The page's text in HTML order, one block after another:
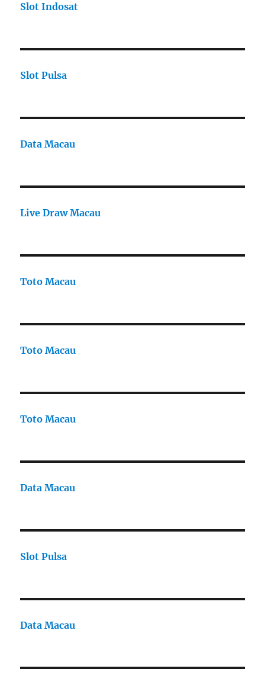
Slot Indosat
Slot Pulsa
Data Macau
Live Draw Macau
Toto Macau
Toto Macau
Toto Macau
Data Macau
Slot Pulsa
Data Macau